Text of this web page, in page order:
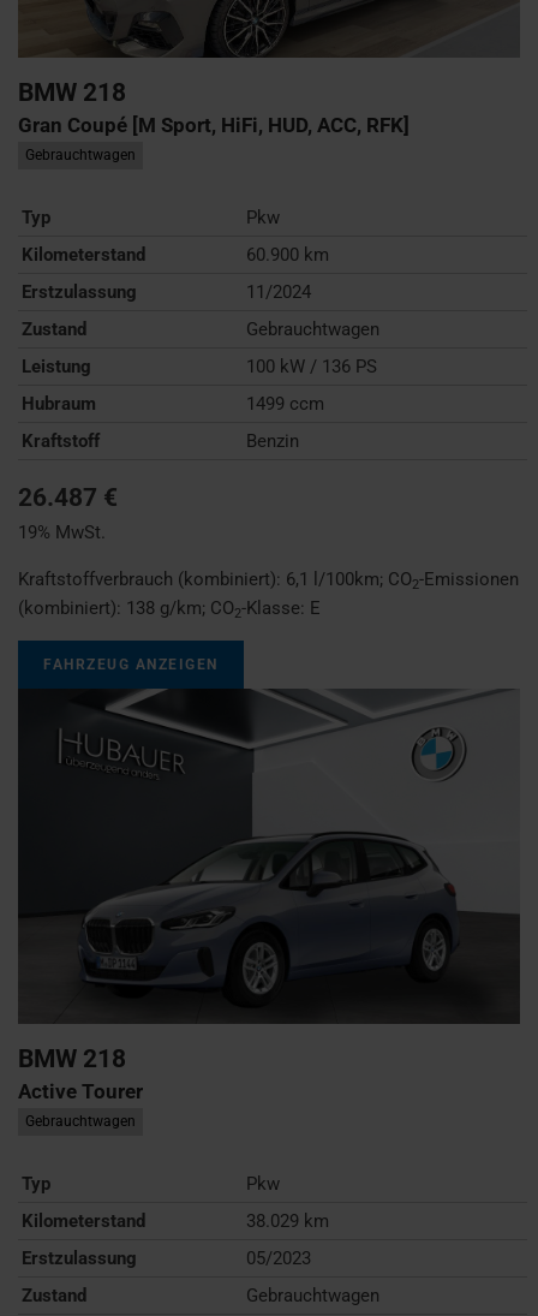
BMW 218
Gran Coupé [M Sport, HiFi, HUD, ACC, RFK]
Gebrauchtwagen
Typ
Pkw
Kilometerstand
60.900 km
Erstzulassung
11/2024
Zustand
Gebrauchtwagen
Leistung
100 kW / 136 PS
Hubraum
1499 ccm
Kraftstoff
Benzin
26.487 €
19% MwSt.
Kraftstoffverbrauch (kombiniert): 6,1 l/100km; CO2-Emissionen
(kombiniert): 138 g/km; CO2-Klasse: E
FAHRZEUG ANZEIGEN
BMW 218
Active Tourer
Gebrauchtwagen
Typ
Pkw
Kilometerstand
38.029 km
Erstzulassung
05/2023
Zustand
Gebrauchtwagen